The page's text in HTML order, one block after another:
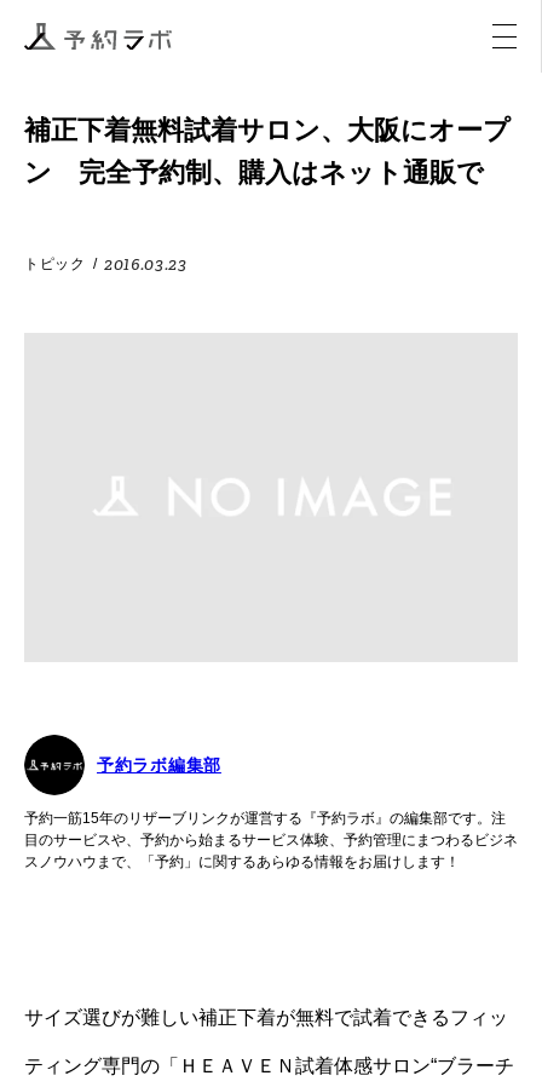
アクティビティ
補正下着無料試着サロン、大阪にオープ
ン 完全予約制、購入はネット通販で
トピック / 2016.03.23
予約ラボ編集部
予約一筋15年のリザーブリンクが運営する『予約ラボ』の編集部です。注
目のサービスや、予約から始まるサービス体験、予約管理にまつわるビジネ
スノウハウまで、「予約」に関するあらゆる情報をお届けします！
サイズ選びが難しい補正下着が無料で試着できるフィッ
ティング専門の「ＨＥＡＶＥＮ試着体感サロン“ブラーチ